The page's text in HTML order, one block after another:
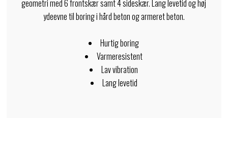
geometri med 6 frontskær samt 4 sideskær. Lang levetid og høj
ydeevne til boring i hård beton og armeret beton.
Hurtig boring
Varmeresistent
Lav vibration
Lang levetid